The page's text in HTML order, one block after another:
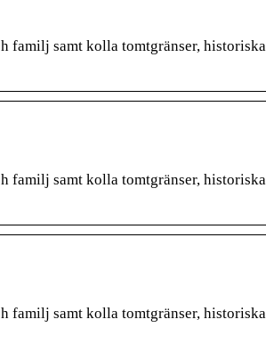
familj samt kolla tomtgränser, historiska
familj samt kolla tomtgränser, historiska
familj samt kolla tomtgränser, historiska